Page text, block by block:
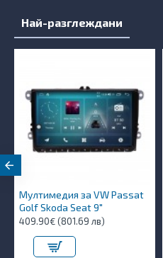
Най-разглеждани
Мултимедия за VW Passat
Golf Skoda Seat 9"
409.90€ (801.69 лв)